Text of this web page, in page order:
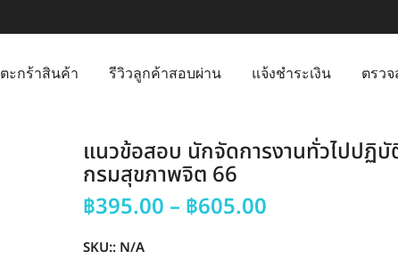
ตะกร้าสินค้า รีวิวลูกค้าสอบผ่าน แจ้งชำระเงิน ตรว
แนวข้อสอบ นักจัดการงานทั่วไปปฏิบั
กรมสุขภาพจิต 66
฿395.00 – ฿605.00Price
SKU:: N/A